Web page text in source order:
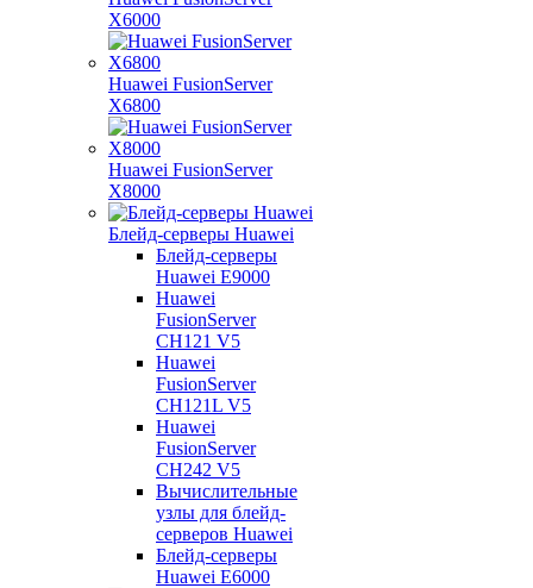
X6000
Huawei FusionServer
X6800
Huawei FusionServer
X8000
Блейд-серверы Huawei
Блейд-серверы
Huawei E9000
Huawei
FusionServer
CH121 V5
Huawei
FusionServer
CH121L V5
Huawei
FusionServer
CH242 V5
Вычислительные
узлы для блейд-
серверов Huawei
Блейд-серверы
Huawei E6000